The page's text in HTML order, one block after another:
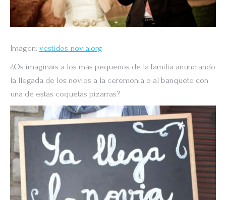
Imagen: vestidos-novia.org
¿Os imagináis a los más pequeños de la familia anunciando
la llegada de los novios a la ceremonia o al banquete con
una de estas coquetas pizarras?